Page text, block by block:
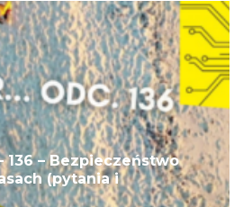
136 – Bezpieczeństwo
(pytania i